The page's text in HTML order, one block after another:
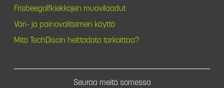
Frisbeegolfkiekkojen muovilaadut
Väri- ja painovalitsimen käyttö
Mitä TechDiscin heittodata tarkoittaa?
Seuraa meitä somessa